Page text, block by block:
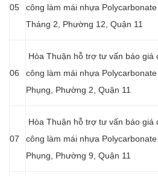
05
công làm mái nhựa Polycarbonate
Tháng 2, Phường 12, Quận 11
06
Hòa Thuận hỗ trợ tư vấn báo giá
công làm mái nhựa
Phụng, Phường 2, Quận 11
07
Hòa Thuận hỗ trợ tư vấn báo giá
công làm mái nhựa
Phụng, Phường 9, Quận 11